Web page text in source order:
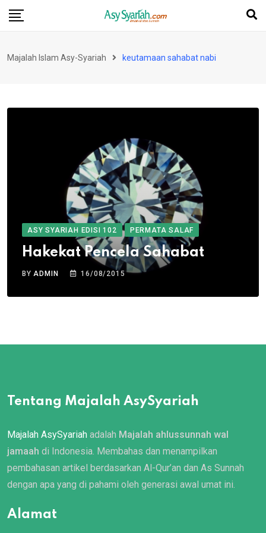
Skip
Majalah Islam Asy-Syariah keutamaan sahabat nabi
ASY SYARIAH EDISI 102 PERMATA SALAF
Hakekat Pencela Sahabat
BYADMIN 16/08/2015
Tentang Majalah AsySyariah
Majalah AsySyariah adalah Majalah ahlussunnah wal
jamaah di Indonesia. Membahas dan menampilkan
pembahasan artikel berdasarkan Al-Qur’an dan As Sunnah
dengan apa yang di pahami oleh generasi awal umat ini.
Alamat